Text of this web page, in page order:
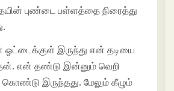
புண்டை பள்ளத்தை நிரைத்து
இருந்து என் தடியை
என் தண்டு இன்னும் வெறி
கொண்டு இருந்தது. மேலும் கீழும்